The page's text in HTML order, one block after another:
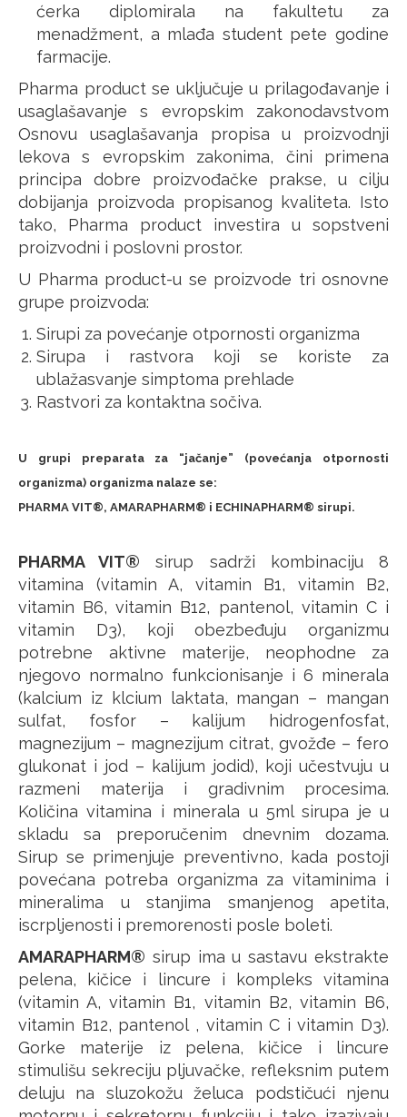
ćerka diplomirala na fakultetu za
menadžment, a mlađa student pete godine
farmacije.
Pharma product se uključuje u prilagođavanje i
usaglašavanje s evropskim zakonodavstvom
Osnovu usaglašavanja propisa u proizvodnji
lekova s evropskim zakonima, čini primena
principa dobre proizvođačke prakse, u cilju
dobijanja proizvoda propisanog kvaliteta. Isto
tako, Pharma product investira u sopstveni
proizvodni i poslovni prostor.
U Pharma product-u se proizvode tri osnovne
grupe proizvoda:
Sirupi za povećanje otpornosti organizma
Sirupa i rastvora koji se koriste za
ublažasvanje simptoma prehlade
Rastvori za kontaktna sočiva.
U grupi preparata za “jačanje” (povećanja otpornosti
organizma) organizma nalaze se:
PHARMA VIT®, AMARAPHARM® i ECHINAPHARM® sirupi.
PHARMA VIT® sirup sadrži kombinaciju 8
vitamina (vitamin A, vitamin B1, vitamin B2,
vitamin B6, vitamin B12, pantenol, vitamin C i
vitamin D3), koji obezbeđuju organizmu
potrebne aktivne materije, neophodne za
njegovo normalno funkcionisanje i 6 minerala
(kalcium iz klcium laktata, mangan – mangan
sulfat, fosfor – kalijum hidrogenfosfat,
magnezijum – magnezijum citrat, gvožđe – fero
glukonat i jod – kalijum jodid), koji učestvuju u
razmeni materija i gradivnim procesima.
Količina vitamina i minerala u 5ml sirupa je u
skladu sa preporučenim dnevnim dozama.
Sirup se primenjuje preventivno, kada postoji
povećana potreba organizma za vitaminima i
mineralima u stanjima smanjenog apetita,
iscrpljenosti i premorenosti posle boleti.
AMARAPHARM® sirup ima u sastavu ekstrakte
pelena, kičice i lincure i kompleks vitamina
(vitamin A, vitamin B1, vitamin B2, vitamin B6,
vitamin B12, pantenol , vitamin C i vitamin D3).
Gorke materije iz pelena, kičice i lincure
stimulišu sekreciju pljuvačke, refleksnim putem
deluju na sluzokožu želuca podstičući njenu